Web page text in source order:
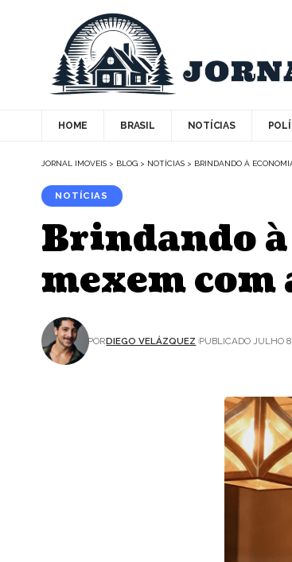
HOME BRASIL NOTÍCIAS
JORNAL IMOVEIS > BLOG > NOTÍCIAS > BRINDANDO À
NOTÍCIAS
Brindando à
mexem
PORDIEGO VELÁZQUEZ PUBLICADO JULHO